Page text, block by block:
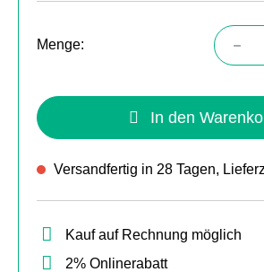
Menge:
Produkt Anzahl: Gib den
In den
Versandfertig in 28 Tagen,
Kauf auf Rechnung möglich
2% Onlinerabatt